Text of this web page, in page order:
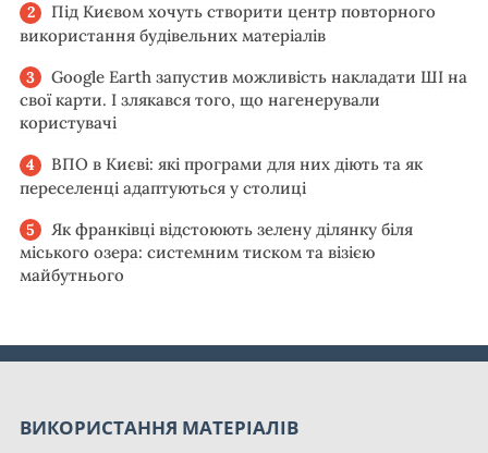
Під Києвом хочуть створити центр повторного
використання будівельних матеріалів
Google Earth запустив можливість накладати ШІ на
свої карти. І злякався того, що нагенерували
користувачі
ВПО в Києві: які програми для них діють та як
переселенці адаптуються у столиці
Як франківці відстоюють зелену ділянку біля
міського озера: системним тиском та візією
майбутнього
ВИКОРИСТАННЯ МАТЕРІАЛІВ